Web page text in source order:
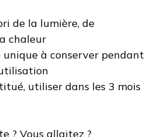
de la lumière, de
chaleur
unique à conserver pendant
utiliser dans les 3 mois
? Vous allaitez ?